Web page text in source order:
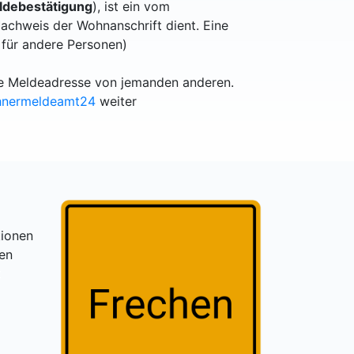
), ist ein vom
der Wohnanschrift dient. Eine
andere Personen)
Meldeadresse von jemanden anderen.
weiter